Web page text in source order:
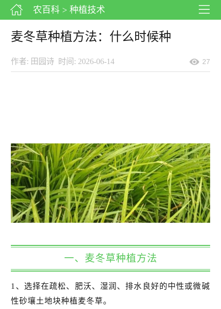
农百科 > 种植技术
麦冬草种植方法：什么时候种
作者: 田园诗 时间: 2026-06-14 27
一、麦冬草种植方法
1、选择在疏松、肥沃、湿润、排水良好的中性或微碱
性砂壤土地块种植麦冬草。